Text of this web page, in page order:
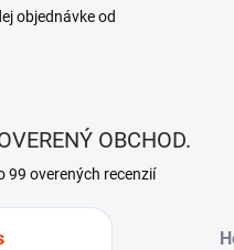
objednávke od
OBCHOD.
99 overených recenzií